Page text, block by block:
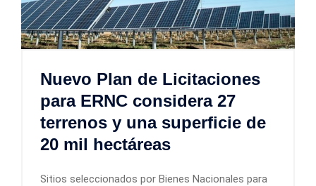
Nuevo Plan de Licitaciones
para ERNC considera 27
terrenos y una superficie de
20 mil hectáreas
Sitios seleccionados por Bienes Nacionales para